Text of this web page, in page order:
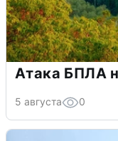
Атака БПЛА
5 августа 0